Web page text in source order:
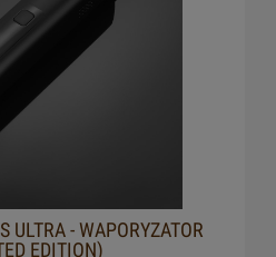
ULTRA - WAPORYZATOR
EDITION)